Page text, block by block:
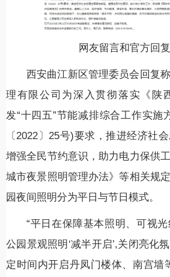
网友留言和官方回
西安曲江新区管理委员会回复
理有限公司为深入贯彻落实《陕
发“十四五”节能减排综合工作实施
〔2022〕25号)要求，推进经济社
增强全民节约意识，助力电力保供
城市夜景照明管理办法》等相关规
园夜间照明分为平日与节日模式。
“平日在保障基本照明、可视
公园景观照明‘减半开启’,关闭亮化
定时间内开启丹凤门楼体、南宫墙